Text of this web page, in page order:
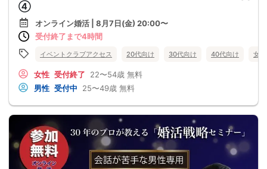
④
オンライン婚活 | 8月7日(金) 20:00〜
受付終了まで4時間
イベントクラブアクセス 20代向け 30代向け 40代向け 女
女性 受付終了 22〜54歳 無料
男性 受付中 25〜49歳 無料